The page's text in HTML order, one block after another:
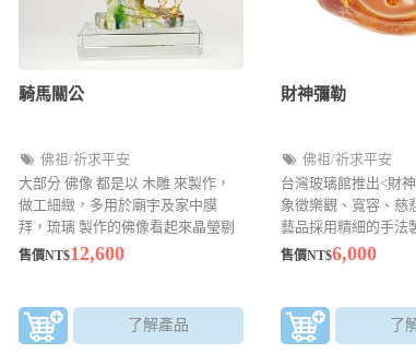
騎馬關公
佛祖/祈求平安
大部分 佛像 都是以 木雕 來製作，
做工細緻，多用於廟宇及家中膜
拜，琉璃 製作的佛像看起來晶瑩剔
透，細緻度高，卻也不失莊嚴感，
售價NT$12,600
了解產品
財神彌勒
佛祖/祈求平安
台灣玻璃館推出<財
象徵樂觀、寬容、慈
藝品採用精細的手法
及店面招財擺飾的好
售價NT$6,000
了